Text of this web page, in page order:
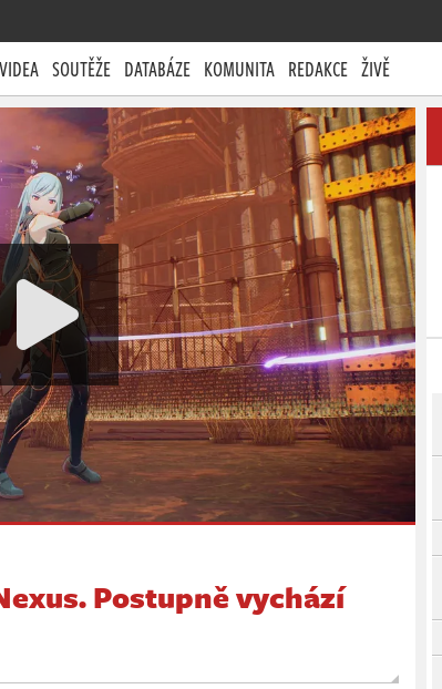
VIDEA SOUTĚŽE DATABÁZE KOMUNITA REDAKCE ŽIVĚ
Postupně vychází